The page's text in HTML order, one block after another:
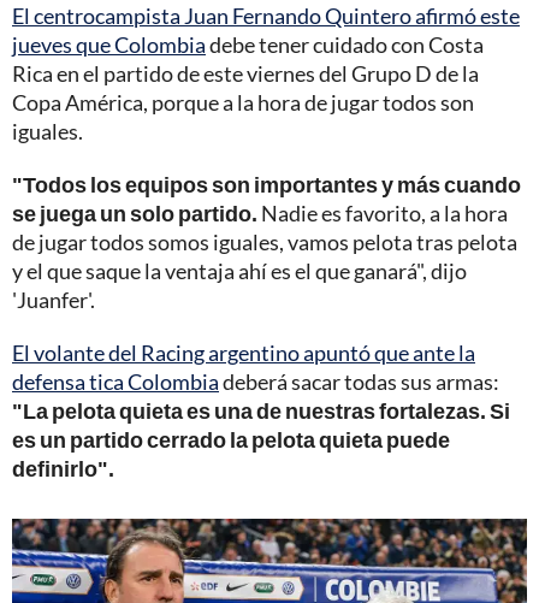
El centrocampista Juan Fernando Quintero afirmó este
jueves que Colombiadebe tener cuidado con Costa
Rica en el partido de este viernes del Grupo D de la
Copa América, porque a la hora de jugar todos son
iguales.
"Todos los equipos son importantes y más cuando
se juega un solo partido. Nadie es favorito, a la hora
de jugar todos somos iguales, vamos pelota tras pelota
y el que saque la ventaja ahí es el que ganará", dijo
'Juanfer'.
El volante del Racing argentino apuntó que ante la
defensa tica Colombiadeberá sacar todas sus armas:
"La pelota quieta es una de nuestras fortalezas. Si
es un partido cerrado la pelota quieta puede
definirlo".